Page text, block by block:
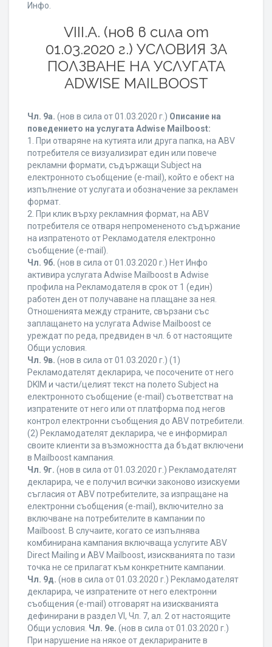
Инфо.
VIII.A. (нов в сила от
01.03.2020 г.) УСЛОВИЯ ЗА
ПОЛЗВАНЕ НА УСЛУГАТА
ADWISE MAILBOOST
Чл. 9а. (нов в сила от 01.03.2020 г.) Описание на
поведението на услугата Adwise Mailboost:
1. При отваряне на кутията или друга папка, на ABV
потребителя се визуализират един или повече
рекламни формати, съдържащи Subject на
електронното съобщение (e-mail), който е обект на
изпълнение от услугата и обозначение за рекламен
формат.
2. При клик върху рекламния формат, на ABV
потребителя се отваря непромененото съдържание
на изпратеното от Рекламодателя електронно
съобщение (e-mail).
Чл. 9б. (нов в сила от 01.03.2020 г.) Нет Инфо
активира услугата Adwise Mailboost в Adwise
профила на Рекламодателя в срок от 1 (един)
работен ден от получаване на плащане за нея.
Отношенията между страните, свързани със
заплащането на услугата Adwise Mailboost се
уреждат по реда, предвиден в чл. 6 от настоящите
Общи условия.
Чл. 9в. (нов в сила от 01.03.2020 г.) (1)
Рекламодателят декларира, че посочените от него
DKIM и части/целият текст на полето Subject на
електронното съобщение (e-mail) съответстват на
изпратените от него или от платформа под негов
контрол електронни съобщения до ABV потребители.
(2) Рекламодателят декларира, че е информирал
своите клиенти за възможността да бъдат включени
в Mailboost кампания.
Чл. 9г. (нов в сила от 01.03.2020 г.) Рекламодателят
декларира, че е получил всички законово изискуеми
съгласия от ABV потребителите, за изпращане на
електронни съобщения (e-mail), включително за
включване на потребителите в кампании по
Mailboost. В случаите, когато се изпълнява
комбинирана кампания включваща услугите ABV
Direct Mailing и ABV Mailboost, изискванията по тази
точка не се прилагат към конкретните кампании.
Чл. 9д. (нов в сила от 01.03.2020 г.) Рекламодателят
декларира, че изпратените от него електронни
съобщения (e-mail) отговарят на изискванията
дефинирани в раздел VI, Чл. 7, ал. 2 от настоящите
Общи условия. Чл. 9е. (нов в сила от 01.03.2020 г.)
При нарушение на някое от декларираните в